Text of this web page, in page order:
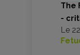
The
-
Le